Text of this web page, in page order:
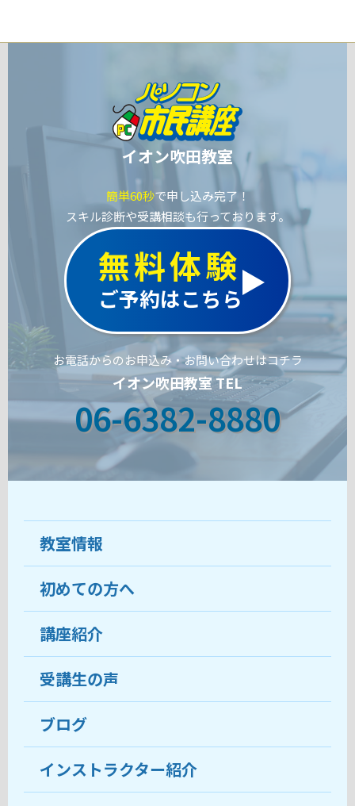
イオン吹田教室
簡単60秒で申し込み完了！
スキル診断や受講相談も行っております。
無料体験
ご予約はこちら
お電話からのお申込み・お問い合わせはコチラ
イオン吹田教室 TEL
06-6382-8880
教室情報
教室について
受講生の声
おすすめ・人気の講座
目的から講座を探す
教室ブログ
初めての方へ
ココがおすすめ
料金
受講までの流れ
よくあるご質問
講座紹介
受講生の声
ブログ
インストラクター紹介